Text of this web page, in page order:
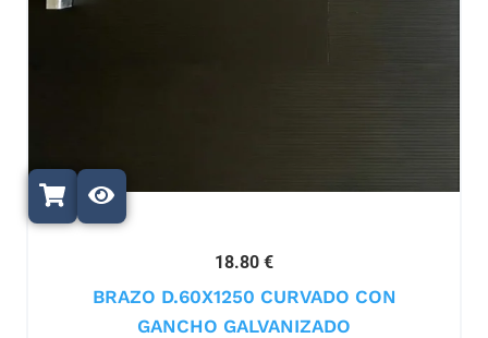
18.80 €
BRAZO D.60X1250 CURVADO CON
GANCHO GALVANIZADO